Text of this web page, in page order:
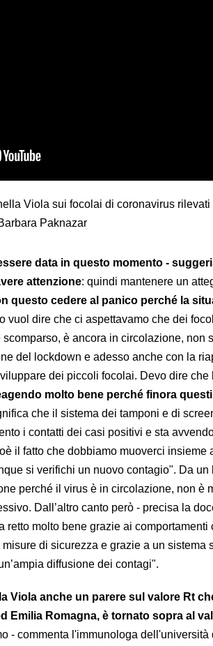
Viola sui focolai di coronavirus
Paknazar
data in questo momento -
attenzione: quindi mantenere un
questo cedere al panico perché la
vuol dire che ci aspettavamo che dei
è ancora in circolazione, non
del lockdown e adesso anche con la
dei piccoli focolai. Devo dire che
molto bene perché finora
che il sistema dei tamponi e di
i contatti dei casi positivi e sta
il fatto che dobbiamo muoverci insieme
si verifichi un nuovo contagio". Da un
perché il virus è in circolazione, non è
Dall’altro canto però - precisa la
retto molto bene grazie ai comportamenti
di sicurezza e grazie a un sistema
diffusione dei contagi".
Viola anche un parere sul valore Rt
Emilia Romagna, è tornato sopra al
- commenta l'immunologa